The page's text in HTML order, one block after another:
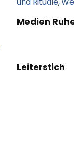
Medien
Leiterstich